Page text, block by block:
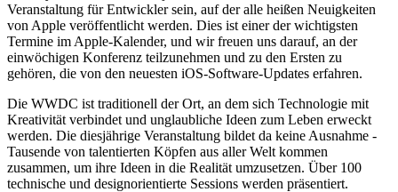
Veranstaltung für Entwickler sein, auf der alle heißen Neuigkeiten
von Apple veröffentlicht werden. Dies ist einer der wichtigsten
Termine im Apple-Kalender, und wir freuen uns darauf, an der
einwöchigen Konferenz teilzunehmen und zu den Ersten zu
gehören, die von den neuesten iOS-Software-Updates erfahren.
Die WWDC ist traditionell der Ort, an dem sich Technologie mit
Kreativität verbindet und unglaubliche Ideen zum Leben erweckt
werden. Die diesjährige Veranstaltung bildet da keine Ausnahme -
Tausende von talentierten Köpfen aus aller Welt kommen
zusammen, um ihre Ideen in die Realität umzusetzen. Über 100
technische und designorientierte Sessions werden präsentiert.